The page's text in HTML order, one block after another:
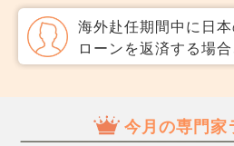
だと思うのですが、
専任をおすすめされま
それぞれメリットデ
海外赴任期間中に日
ローンを返済する場合
レートの影響はある
し以外の方法は選べる
ょうか 今月の専門家